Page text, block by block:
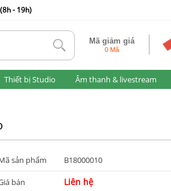
- 19h)
tlk Mã giảm giá
0 Mã
Thiết bị Studio Âm thanh & livestream
sản phẩm B18000010
bán Liên hệ